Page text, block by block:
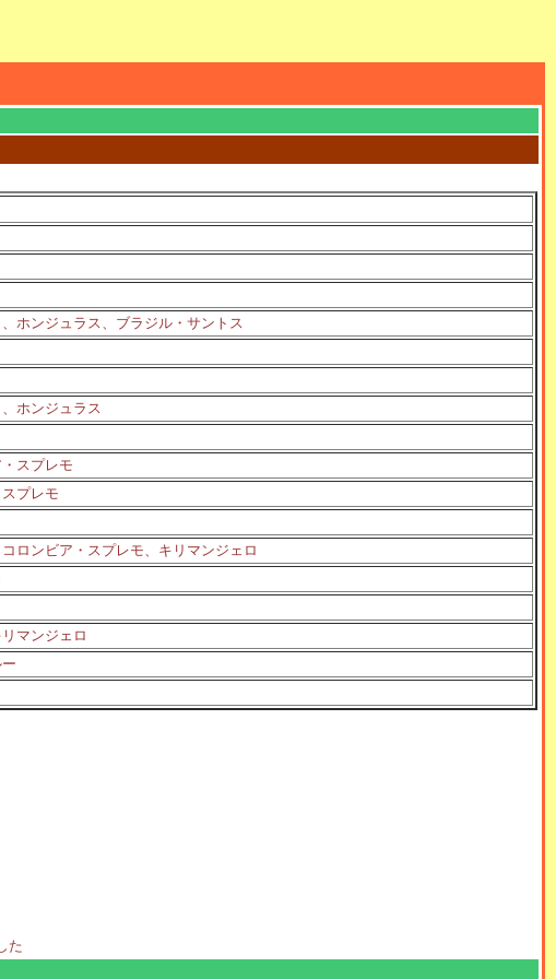
ホンジュラス、ブラジル・サントス
ホンジュラス
スプレモ
プレモ
ロンビア・スプレモ、キリマンジェロ
マンジェロ
た